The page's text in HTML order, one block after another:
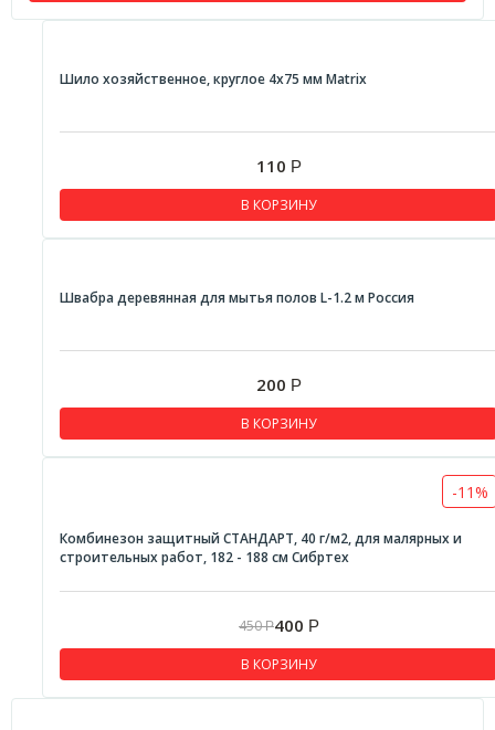
Шило хозяйственное, круглое 4x75 мм Matrix
110 Р
В КОРЗИНУ
Швабра деревянная для мытья полов L-1.2 м Россия
200 Р
В КОРЗИНУ
-11%
Комбинезон защитный СТАНДАРТ, 40 г/м2, для малярных и
строительных работ, 182 - 188 см Сибртех
450Р400 Р
В КОРЗИНУ